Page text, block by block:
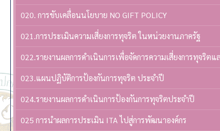
020. การขับเคลื่อนนโยบาย NO GIFT POLICY
021.การประเมินความเสี่ยงการทุจริต ในหน่วยงานภาครัฐ
022.รายงานผลการดำเนินการเพื่อจัดการความเสี่ยงการทุจริ
023.แผนปฏิบัติการป้องกันการทุจริต ประจำปี
024.รายงานผลการดำเนินการป้องกันการทุจริตประจำปี
025 การนำผลการประเมิน ITA ไปสู่การพัฒนาองค์กร